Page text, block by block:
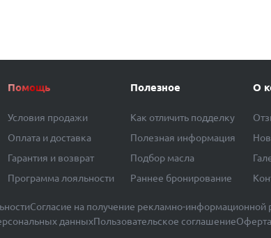
Помощь
Условия продажи
Оплата и доставка
Гарантия и возврат
Программа лояльности
Полезное
Как отличить подделку
Полезная информация
Подбор масла
Раннее бронирование
О
Согласие на получение рекламно-информационной
данныхПользовательское соглашениеОферта